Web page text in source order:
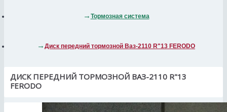
Тормозная система
Диск передний тормозной Ваз-2110 R"13 FERODO
ДИСК ПЕРЕДНИЙ ТОРМОЗНОЙ ВАЗ-2110 R"13
FERODO